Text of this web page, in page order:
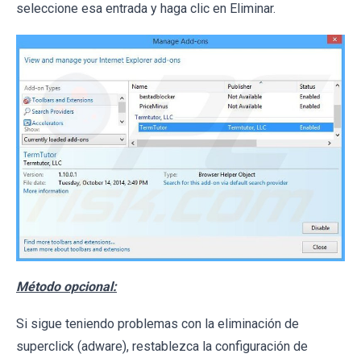
seleccione esa entrada y haga clic en Eliminar.
Método opcional:
Si sigue teniendo problemas con la eliminación de
superclick (adware), restablezca la configuración de